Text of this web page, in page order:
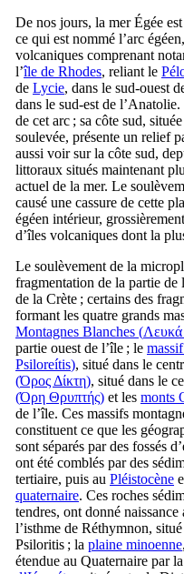
De nos jours, la mer Égée
ce qui est nommé l’arc
volcaniques comprenant
l’île de Rhodes, reliant le
de Lycie, dans le sud-ouest
dans le sud-est de
de cet arc ; sa côte sud,
soulevée, présente un relief
aussi voir sur la côte sud,
littoraux situés maintenant
actuel de la mer. Le
causé une cassure de cette
égéen intérieur,
d’îles volcaniques dont la
Le soulèvement de la
fragmentation de la partie de
de la Crète ; certains des
formant les quatre grands
Montagnes Blanches (
partie ouest de l’île ; le
Psiloreítis), situé dans le
(Όρος Δίκτη), situé dans le
(Όρη Θρυπτής) et les monts
de l’île. Ces massifs
constituent ce que les
sont séparés par des fossés
ont été comblés par des
tertiaire, puis au Pléistocène
quaternaire. Ces roches
tendres, ont donné
l’isthme de Réthymnon,
Psiloritis ; la plaine minoenne
étendue au Quaternaire par la